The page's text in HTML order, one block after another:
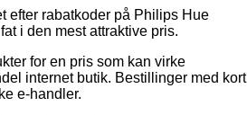
efter rabatkoder på Philips Hue
i den mest attraktive pris.
for en pris som kan virke
internet butik. Bestillinger med kort
e-handler.